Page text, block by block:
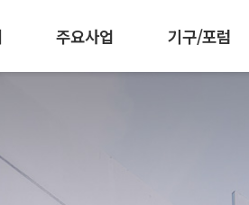
주요사업 기구/포럼